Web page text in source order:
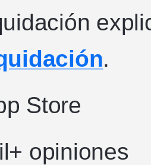
.
Store
opiniones